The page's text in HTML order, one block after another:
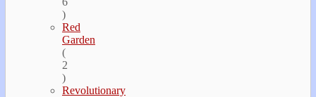
)
Red
Garden
(
2
)
Revolutionary